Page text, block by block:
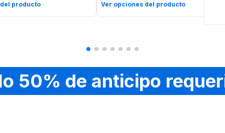
producto
Ver opciones del producto
50% de anticipo